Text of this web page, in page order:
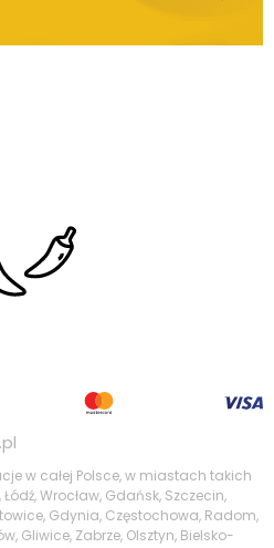
w całej Polsce, w miastach takich
Wrocław, Gdańsk, Szczecin,
Gdynia, Częstochowa, Radom,
Gliwice, Zabrze, Olsztyn, Bielsko-